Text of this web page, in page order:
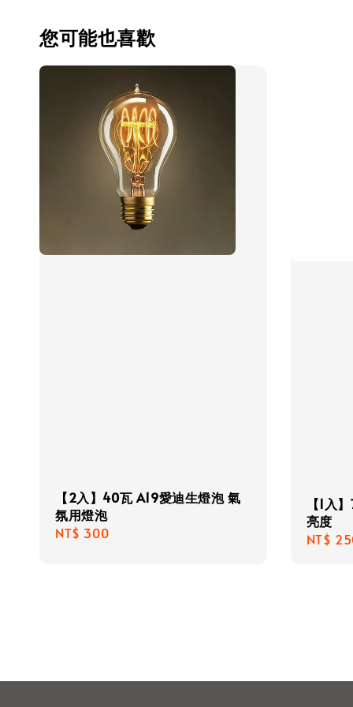
您可能也喜歡
【2入】40瓦 A19愛迪生燈泡 氣
氛用燈泡
Regular
NT$ 300
【1入
亮度
NT$